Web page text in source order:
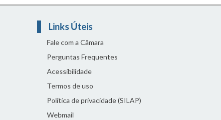
Links Úteis
Fale com a Câmara
Perguntas Frequentes
Acessibilidade
Termos de uso
Política de privacidade (SILAP)
Webmail